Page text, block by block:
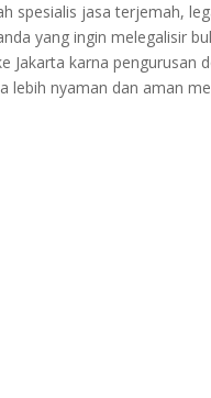
spesialis jasa terjemah,
yang ingin melegalisir
Jakarta karna
lebih nyaman dan aman